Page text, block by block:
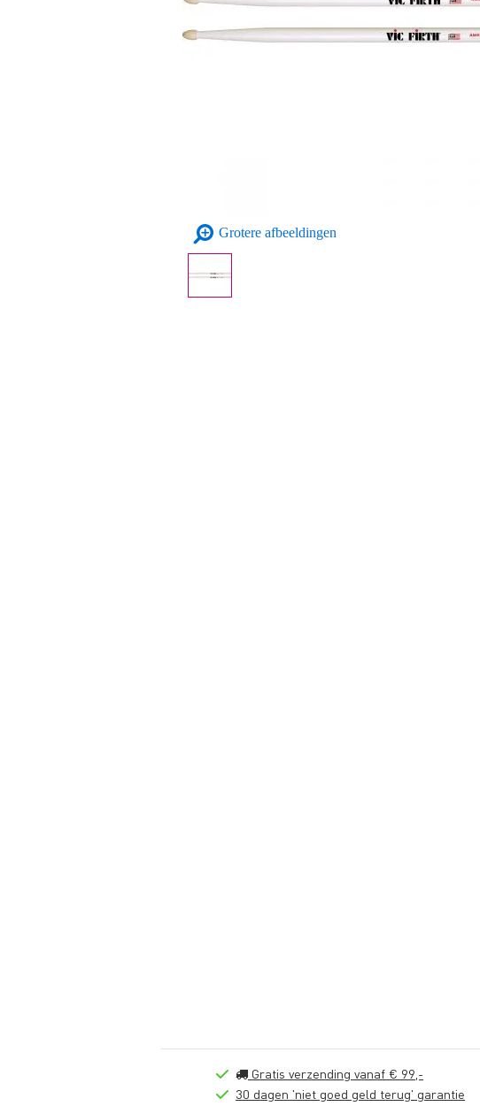
Grotere afbeeldingen
Gratis verzending vanaf € 99,-
30 dagen 'niet goed geld terug' garantie